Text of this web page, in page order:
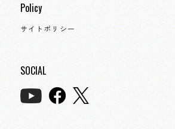
Policy
サイトポリシー
SOCIAL